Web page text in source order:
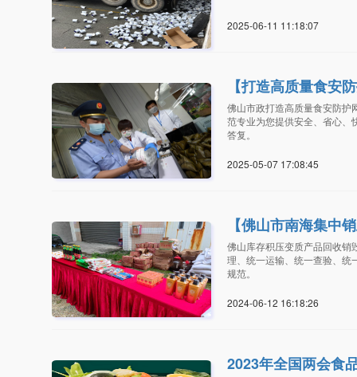
2025-06-11 11:18:07
【打造高质量食安
佛山市政打造高质量食安防护
范专业为您提供安全、省心、
答复。
2025-05-07 17:08:45
【佛山市南海集中
佛山库存积压变质产品回收销
理、统一运输、统一查验、统
规范。
2024-06-12 16:18:26
2023年全国两会食